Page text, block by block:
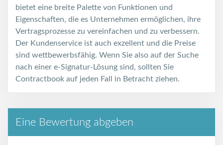
bietet eine breite Palette von Funktionen und
Eigenschaften, die es Unternehmen ermöglichen, ihre
Vertragsprozesse zu vereinfachen und zu verbessern.
Der Kundenservice ist auch exzellent und die Preise
sind wettbewerbsfähig. Wenn Sie also auf der Suche
nach einer e-Signatur-Lösung sind, sollten Sie
Contractbook auf jeden Fall in Betracht ziehen.
Eine Bewertung abgeben